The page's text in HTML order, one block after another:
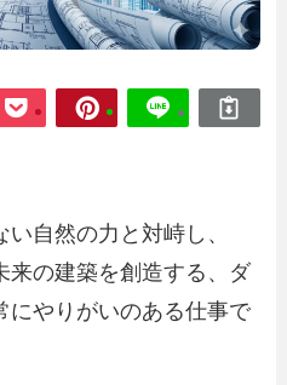
自然の力と対峙し、
来の建築を創造する、ダ
にやりがいのある仕事で